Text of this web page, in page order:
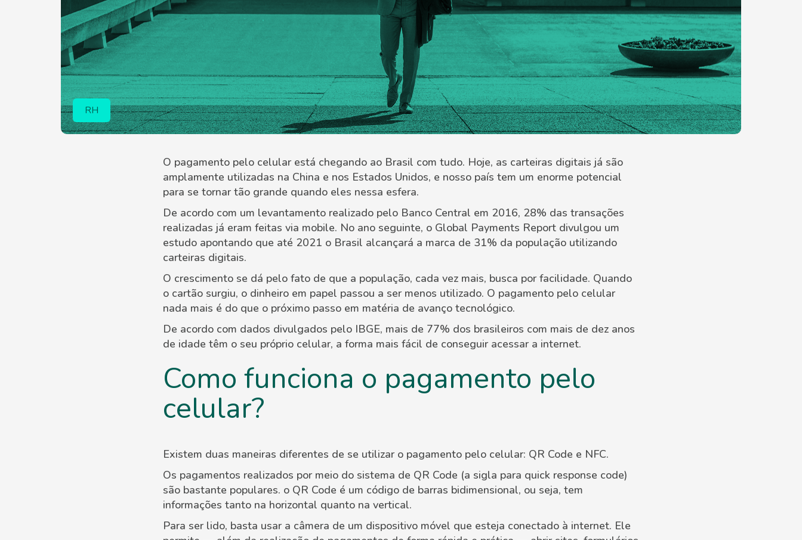
RH
O pagamento pelo celular está chegando ao Brasil com tudo. Hoje, as carteiras digitais já são
amplamente utilizadas na China e nos Estados Unidos, e nosso país tem um enorme potencial
para se tornar tão grande quando eles nessa esfera.
De acordo com um levantamento realizado pelo Banco Central em 2016, 28% das transações
realizadas já eram feitas via mobile. No ano seguinte, o Global Payments Report divulgou um
estudo apontando que até 2021 o Brasil alcançará a marca de 31% da população utilizando
carteiras digitais.
O crescimento se dá pelo fato de que a população, cada vez mais, busca por facilidade. Quando
o cartão surgiu, o dinheiro em papel passou a ser menos utilizado. O pagamento pelo celular
nada mais é do que o próximo passo em matéria de avanço tecnológico.
De acordo com dados divulgados pelo IBGE, mais de 77% dos brasileiros com mais de dez anos
de idade têm o seu próprio celular, a forma mais fácil de conseguir acessar a internet.
Como funciona o pagamento pelo
celular?
Existem duas maneiras diferentes de se utilizar o pagamento pelo celular: QR Code e NFC.
Os pagamentos realizados por meio do sistema de QR Code (a sigla para quick response code)
são bastante populares. o QR Code é um código de barras bidimensional, ou seja, tem
informações tanto na horizontal quanto na vertical.
Para ser lido, basta usar a câmera de um dispositivo móvel que esteja conectado à internet. Ele